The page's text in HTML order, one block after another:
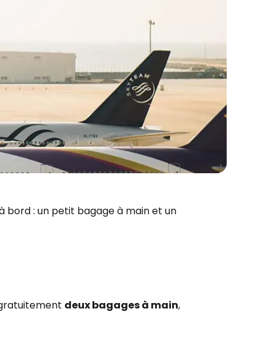
bord : un petit bagage à main et un
deux bagages à main,